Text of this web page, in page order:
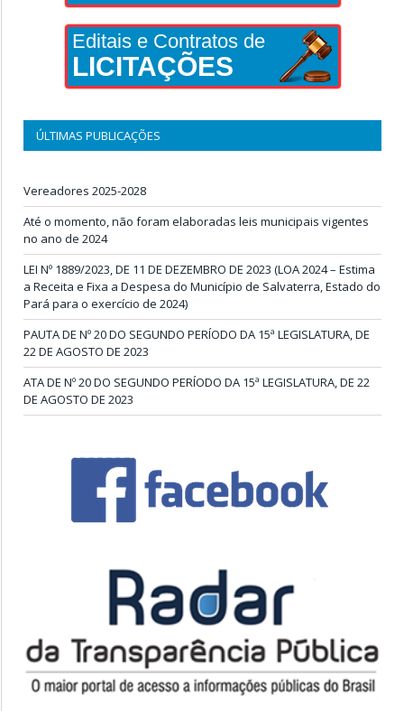
Editais e Contratos de
LICITAÇÕES
ÚLTIMAS PUBLICAÇÕES
Vereadores 2025-2028
Até o momento, não foram elaboradas leis municipais vigentes
no ano de 2024
LEI Nº 1889/2023, DE 11 DE DEZEMBRO DE 2023 (LOA 2024 – Estima
a Receita e Fixa a Despesa do Município de Salvaterra, Estado do
Pará para o exercício de 2024)
PAUTA DE Nº 20 DO SEGUNDO PERÍODO DA 15ª LEGISLATURA, DE
22 DE AGOSTO DE 2023
ATA DE Nº 20 DO SEGUNDO PERÍODO DA 15ª LEGISLATURA, DE 22
DE AGOSTO DE 2023